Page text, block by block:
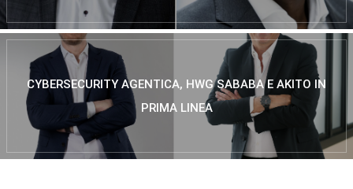
CYBERSECURITY AGENTICA, HWG SABABA E AKITO IN
PRIMA LINEA